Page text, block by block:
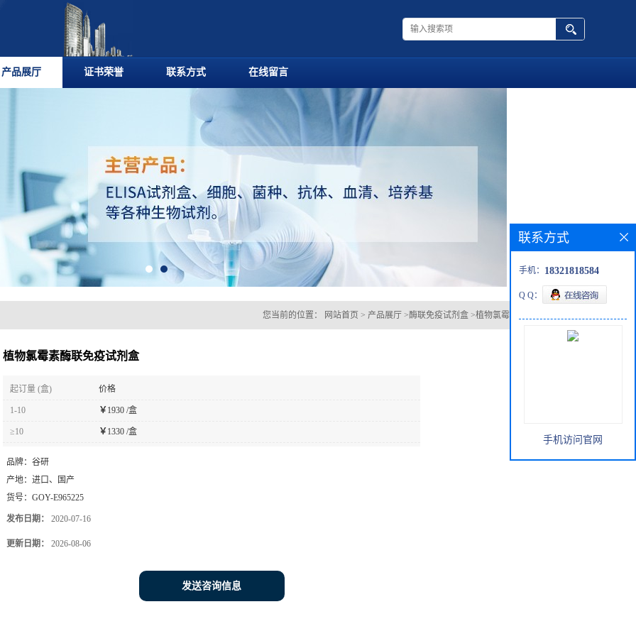
产品展厅 证书荣誉 联系方式 在线留言
您当前的位置： 网站首页 产品展厅 酶联免疫试剂盒 植物氯霉素酶联免疫试剂盒
植物氯霉素酶联免疫试剂盒
起订量 (盒) 价格
1-10 ￥ 1930 /盒
≥10 ￥ 1330 /盒
品牌：
谷研
产地： 进口、国产
货号：
GOY-E965225
发布日期： 2020-07-16
更新日期： 2026-08-06
发送咨询信息
联系方式
手机： 18321818584
Q Q：
手机访问官网